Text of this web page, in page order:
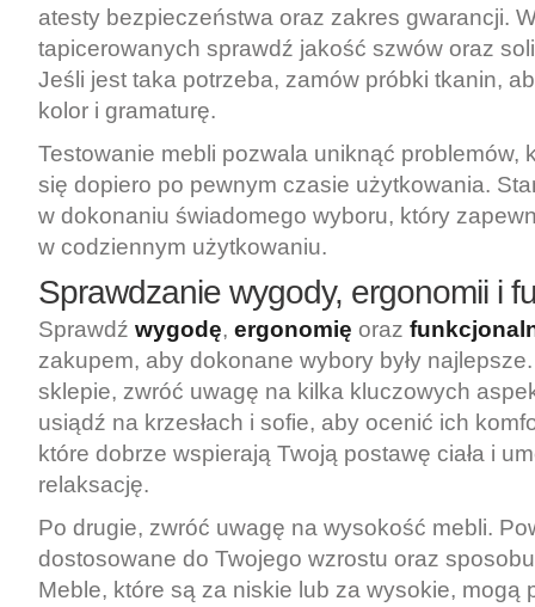
atesty bezpieczeństwa oraz zakres gwarancji.
tapicerowanych sprawdź jakość szwów oraz
Jeśli jest taka potrzeba, zamów próbki tkanin,
kolor i gramaturę.
Testowanie mebli pozwala uniknąć problemów,
się dopiero po pewnym czasie użytkowania.
w dokonaniu świadomego wyboru, który
w codziennym użytkowaniu.
Sprawdzanie wygody, ergonomii i
Sprawdź wygodę, ergonomię oraz
zakupem, aby dokonane wybory były
sklepie, zwróć uwagę na kilka kluczowych
usiądź na krzesłach i sofie, aby ocenić ich
które dobrze wspierają Twoją postawę ciała i
relaksację.
Po drugie, zwróć uwagę na wysokość mebli.
dostosowane do Twojego wzrostu oraz
Meble, które są za niskie lub za wysokie, mogą